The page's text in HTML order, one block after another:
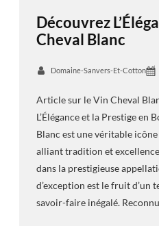
Découvrez
Cheval Blanc
Domaine-Sanvers-Et-Cotton
Article sur le Vin Cheval
L’Élégance et la Prestige en
Blanc est une véritable
alliant tradition et
dans la prestigieuse
d’exception est le fruit d’un
savoir-faire inégalé.